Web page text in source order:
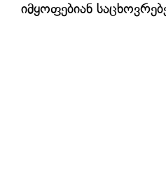
იმყოფებიან